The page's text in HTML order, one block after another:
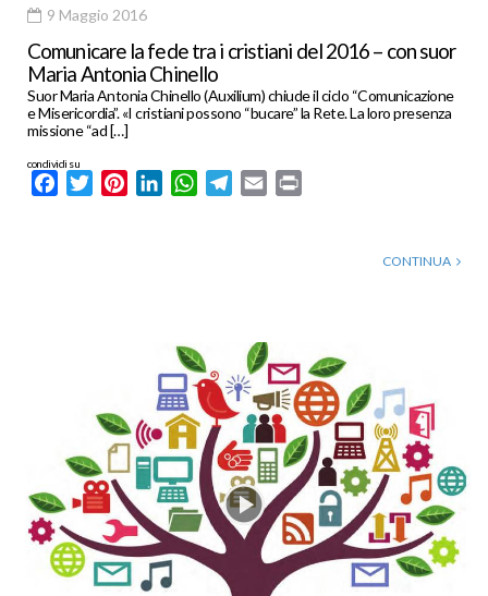
9 Maggio 2016
Comunicare la fede tra i cristiani del 2016 – con suor
Maria Antonia Chinello
Suor Maria Antonia Chinello (Auxilium) chiude il ciclo “Comunicazione
e Misericordia”. «I cristiani possono “bucare” la Rete. La loro presenza
missione “ad […]
condividi su
FacebookTwitterPinterestLinkedInWhatsApp
Telegram
Email
CONTINUA